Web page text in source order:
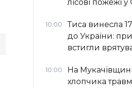
лісові пожежі у
10:00
Тиса винесла
до України:
встигли
10:00
На
хлопчика